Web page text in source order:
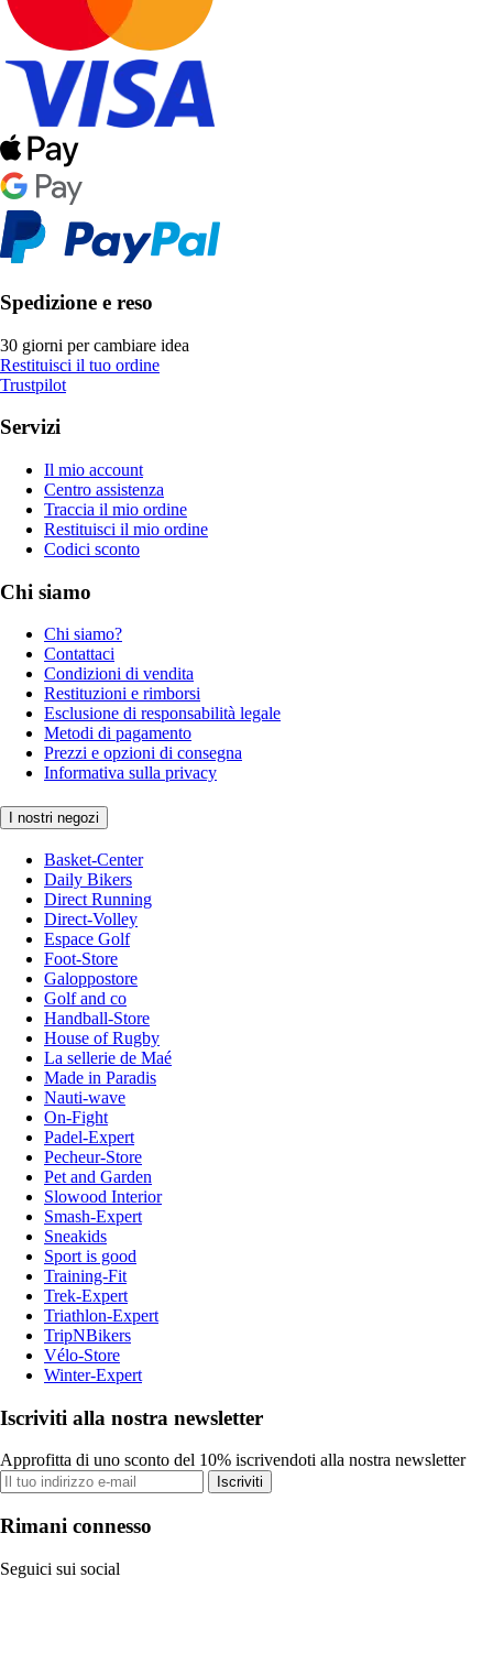
Spedizione e reso
30 giorni per cambiare idea
Restituisci il tuo ordine
Trustpilot
Servizi
Il mio account
Centro assistenza
Traccia il mio ordine
Restituisci il mio ordine
Codici sconto
Chi siamo
Chi siamo?
Contattaci
Condizioni di vendita
Restituzioni e rimborsi
Esclusione di responsabilità legale
Metodi di pagamento
Prezzi e opzioni di consegna
Informativa sulla privacy
I nostri negozi
Basket-Center
Daily Bikers
Direct Running
Direct-Volley
Espace Golf
Foot-Store
Galoppostore
Golf and co
Handball-Store
House of Rugby
La sellerie de Maé
Made in Paradis
Nauti-wave
On-Fight
Padel-Expert
Pecheur-Store
Pet and Garden
Slowood Interior
Smash-Expert
Sneakids
Sport is good
Training-Fit
Trek-Expert
Triathlon-Expert
TripNBikers
Vélo-Store
Winter-Expert
Iscriviti alla nostra newsletter
Approfitta di uno sconto del 10% iscrivendoti alla nostra newsletter
Iscriviti
Rimani connesso
Seguici sui social